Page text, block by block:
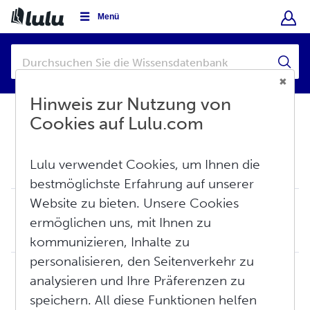
Menü
Übersicht
Lulu: Die Grundlagen
Fr, Jun 12, 2026 um 3:41 NACHMITTAGS
Lulu Buchhandlung: Die Grundlagen
Do, Jun 11, 2026 um 5:07 NACHMITTAGS
Hinweis zur Nutzung von
Cookies auf Lulu.com
Lulu verwendet Cookies, um Ihnen die
bestmöglichste Erfahrung auf unserer
Website zu bieten. Unsere Cookies
ermöglichen uns, mit Ihnen zu
kommunizieren, Inhalte zu
personalisieren, den Seitenverkehr zu
analysieren und Ihre Präferenzen zu
speichern. All diese Funktionen helfen